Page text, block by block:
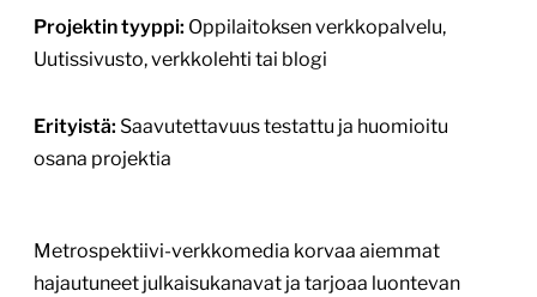
Projektin tyyppi: Oppilaitoksen verkkopalvelu,
Uutissivusto, verkkolehti tai blogi
Erityistä: Saavutettavuus testattu ja huomioitu
osana projektia
Metrospektiivi-verkkomedia korvaa aiemmat
hajautuneet julkaisukanavat ja tarjoaa luontevan